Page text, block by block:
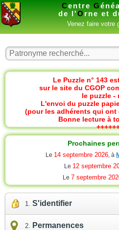
Centre G
de l'O rne et
Venez faire votre
Le Puzzle n° 143
sur le site du CGOP
le puzzle -
L'envoi du puzzle
(pour les adhérents qui
Bonne lecture à
Prochaines
Le 14 septembre 2026, à
Le 12 septembre
Le 7 septembre
S'identifier
Permanences